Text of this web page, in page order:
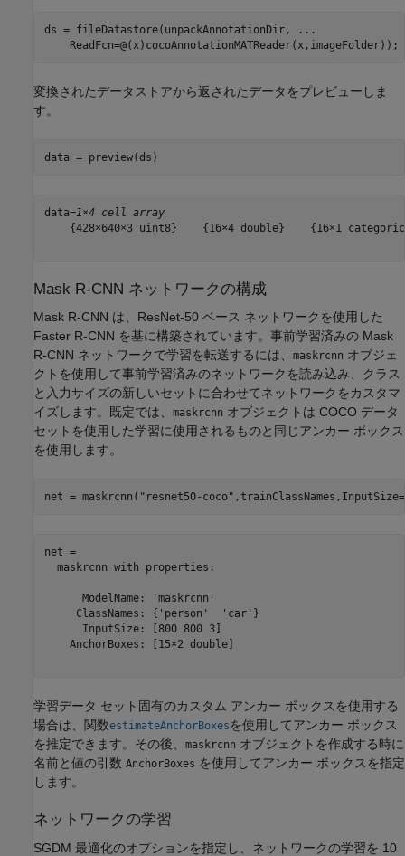
ds = fileDatastore(unpackAnnotationDir,
...
    ReadFcn=@(x)cocoAnnotationMATReader(x,imageFolder));
変換されたデータストアから返されたデータをプレビューしま
す。
data = preview(ds)
data=1×4 cell array
{428×640×3 uint8}    {16×4 double}    {16×1
Mask R-CNN ネットワークの構成
Mask R-CNN は、ResNet-50 ベース ネットワークを使用した
Faster R-CNN を基に構築されています。事前学習済みの Mask
R-CNN ネットワークで学習を転送するには、 maskrcnn オブジェ
クトを使用して事前学習済みのネットワークを読み込み、クラス
と入力サイズの新しいセットに合わせてネットワークをカスタマ
イズします。既定では、 maskrcnn オブジェクトは COCO データ
セットを使用した学習に使用されるものと同じアンカー ボックス
を使用します。
net = maskrcnn( "resnet50-coco"
net =
  maskrcnn with properties:
      ModelName: 'maskrcnn'
     ClassNames: {'person'  'car'}
      InputSize: [800 800 3]
    AnchorBoxes: [15×2 double]
学習データ セット固有のカスタム アンカー ボックスを使用する
場合は、関数estimateAnchorBoxes を使用してアンカー ボックス
を推定できます。その後、 maskrcnn オブジェクトを作成する時に
名前と値の引数 AnchorBoxes を使用してアンカー ボックスを指定
します。
ネットワークの学習
SGDM 最適化のオプションを指定し、ネットワークの学習を 10